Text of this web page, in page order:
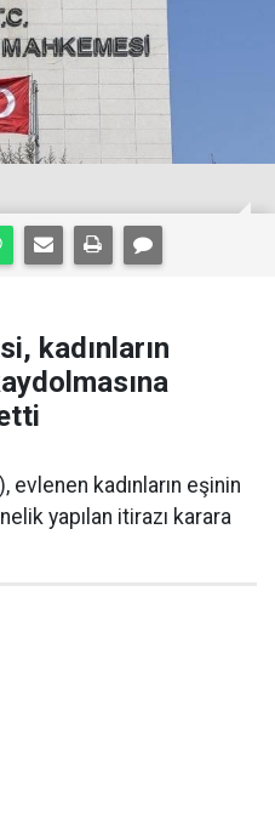
kadınların
kadınların eşinin
yapılan itirazı karara